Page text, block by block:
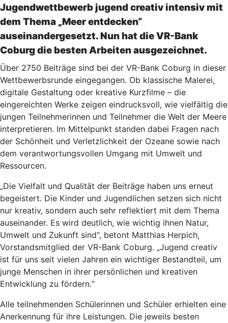
Jugendwettbewerb jugend creativ intensiv mit
dem Thema „Meer entdecken“
auseinandergesetzt. Nun hat die VR-Bank
Coburg die besten Arbeiten ausgezeichnet.
Über 2750 Beiträge sind bei der VR-Bank Coburg in dieser
Wettbewerbsrunde eingegangen. Ob klassische Malerei,
digitale Gestaltung oder kreative Kurzfilme – die
eingereichten Werke zeigen eindrucksvoll, wie vielfältig die
jungen Teilnehmerinnen und Teilnehmer die Welt der Meere
interpretieren. Im Mittelpunkt standen dabei Fragen nach
der Schönheit und Verletzlichkeit der Ozeane sowie nach
dem verantwortungsvollen Umgang mit Umwelt und
Ressourcen.
„Die Vielfalt und Qualität der Beiträge haben uns erneut
begeistert. Die Kinder und Jugendlichen setzen sich nicht
nur kreativ, sondern auch sehr reflektiert mit dem Thema
auseinander. Es wird deutlich, wie wichtig ihnen Natur,
Umwelt und Zukunft sind“, betont Matthias Herpich,
Vorstandsmitglied der VR-Bank Coburg. „Jugend creativ
ist für uns seit vielen Jahren ein wichtiger Bestandteil, um
junge Menschen in ihrer persönlichen und kreativen
Entwicklung zu fördern.“
Alle teilnehmenden Schülerinnen und Schüler erhielten eine
Anerkennung für ihre Leistungen. Die jeweils besten